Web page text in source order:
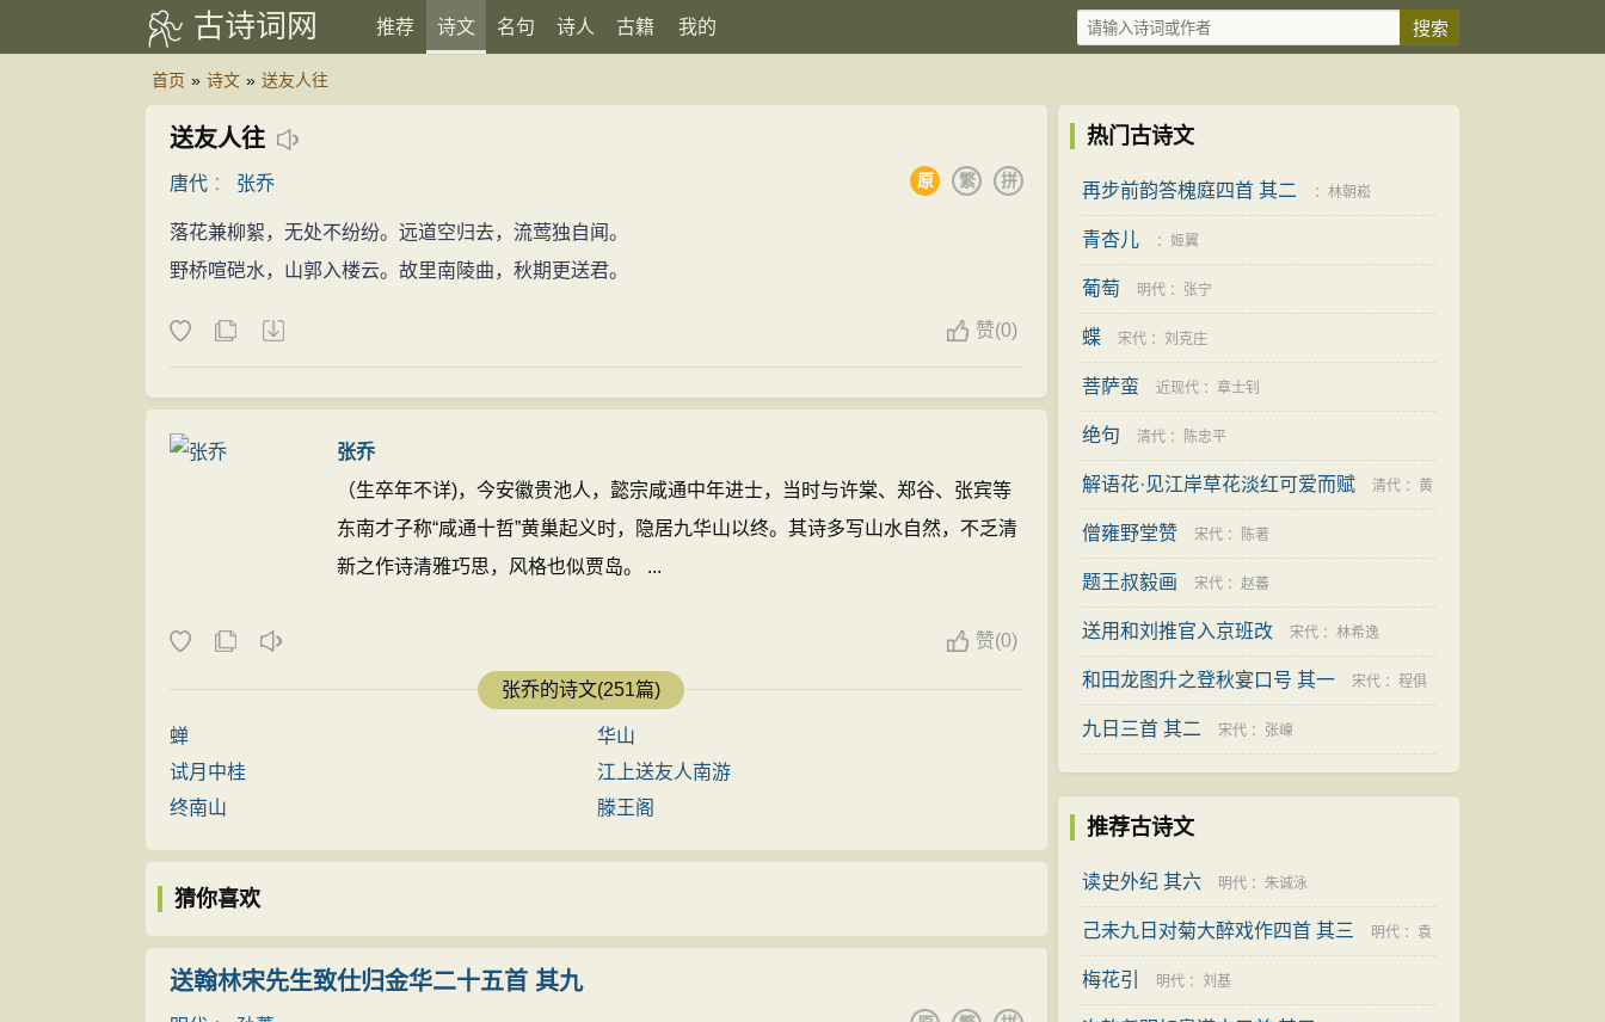
古诗词网 推荐 诗文 名句 诗人 古籍 我的
首页 » 诗文 » 送友人往
送友人往
唐代 ： 张乔 拼
繁
原
落花兼柳絮，无处不纷纷。远道空归去，流莺独自闻。
野桥喧硙水，山郭入楼云。故里南陵曲，秋期更送君。
赞(0)
张乔
（生卒年不详)，今安徽贵池人，懿宗咸通中年进士，当时与许棠、郑谷、张宾等
东南才子称“咸通十哲”黄巢起义时，隐居九华山以终。其诗多写山水自然，不乏清
新之作诗清雅巧思，风格也似贾岛。 ...
赞(0)
张乔的诗文(251篇)
蝉
华山
试月中桂
江上送友人南游
终南山
滕王阁
猜你喜欢
送翰林宋先生致仕归金华二十五首 其九
热门古诗文
再步前韵答槐庭四首 其二 ： 林朝崧
青杏儿 ： 姬翼
葡萄 明代 ： 张宁
蝶 宋代 ： 刘克庄
菩萨蛮 近现代 ： 章士钊
绝句 清代 ： 陈忠平
解语花·见江岸草花淡红可爱而赋 清代 ： 黄
之隽
僧雍野堂赞 宋代 ： 陈著
题王叔毅画 宋代 ： 赵蕃
送用和刘推官入京班改 宋代 ： 林希逸
和田龙图升之登秋宴口号 其一 宋代 ： 程俱
九日三首 其二 宋代 ： 张嵲
推荐古诗文
读史外纪 其六 明代 ： 朱诚泳
己未九日对菊大醉戏作四首 其三 明代 ： 袁
凯
梅花引 明代 ： 刘基